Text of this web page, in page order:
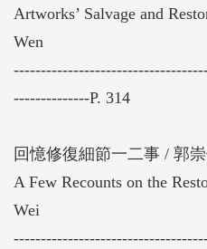
Artworks’ Salvage and
Wen
--------------P. 314
回憶修復細節一二事 / 郭
A Few Recounts on the
Wei